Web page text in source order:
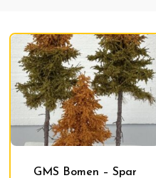
GMS Bomen – Spar